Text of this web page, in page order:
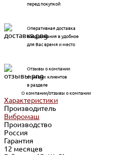
перед покупкой
Оперативная доставка
оборудования в удобное
для Вас время и место
Отзывы о компании
от наших клиентов
в разделе
О компании/отзывы о компании
Характеристики
Производитель
Вибромаш
Производство
Россия
Гарантия
12 месяцев